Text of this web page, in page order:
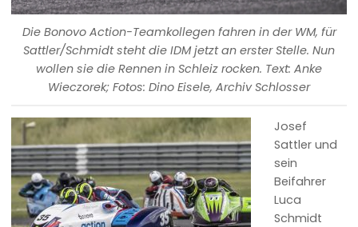
Die Bonovo Action-Teamkollegen fahren in der WM, für
Sattler/Schmidt steht die IDM jetzt an erster Stelle. Nun
wollen sie die Rennen in Schleiz rocken. Text: Anke
Wieczorek; Fotos: Dino Eisele, Archiv Schlosser
Josef
Sattler und
sein
Beifahrer
Luca
Schmidt